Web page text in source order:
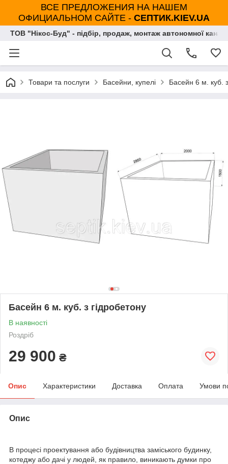
ВСЕ ПРЕДЛОЖЕНИЯ НА НАШЕМ
ОФИЦИАЛЬНОМ САЙТЕ - СЕПТИК.KIEV.UA
ТОВ "Нікос-Буд" - підбір, продаж, монтаж автономної
Товари та послуги Басейни, купелі Басейн 6 м. куб.
Басейн 6 м. куб. з гідробетону
В наявності
Роздріб
29 900 ₴
Опис Характеристики Доставка Оплата Умови
Опис
В процесі проектування або будівництва заміського будинку,
котеджу або дачі у людей, як правило, виникають думки про